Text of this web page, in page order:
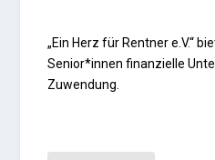
„Ein Herz für Rentner e.V.“
Senior*innen finanzielle
Zuwendung.